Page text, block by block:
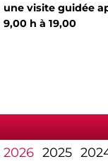
une visite guidée
9,00 h à 19,00
2026 2025